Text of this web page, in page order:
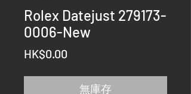
Rolex Datejust 279173-
0006-New
HK$0.00
無庫存